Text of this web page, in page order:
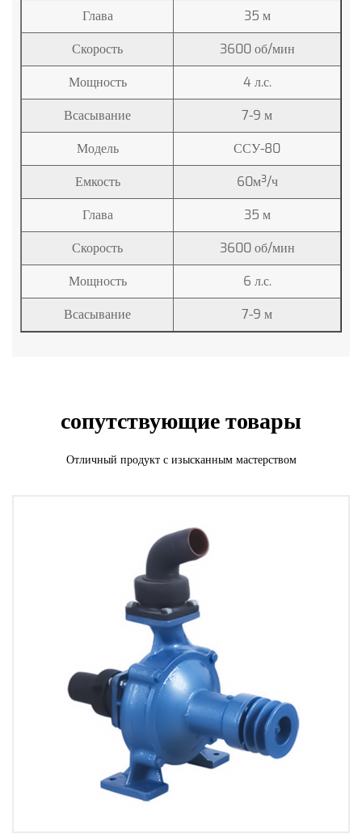
Глава
35 м
Скорость
3600 об/мин
Мощность
4 л.с.
Всасывание
7-9 м
Модель
ССУ-80
Емкость
60м³/ч
Глава
35 м
Скорость
3600 об/мин
Мощность
6 л.с.
Всасывание
7-9 м
сопутствующие товары
Отличный продукт с изысканным мастерством